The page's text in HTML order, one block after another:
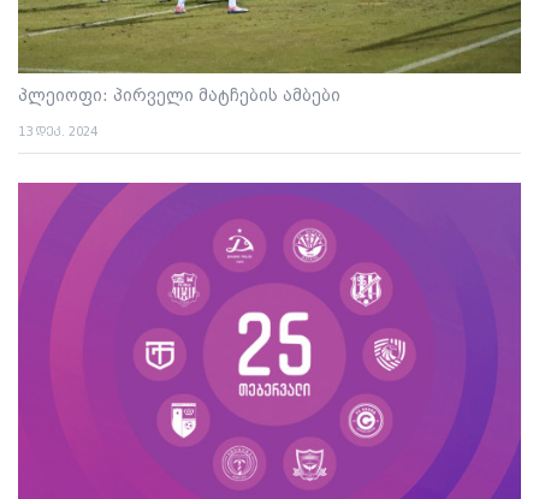
პლეიოფი: პირველი მატჩების ამბები
13 დეკ. 2024